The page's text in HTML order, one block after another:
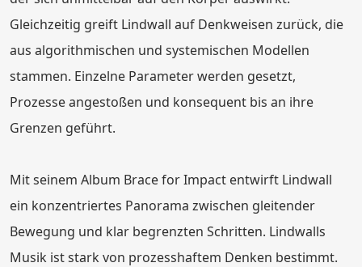
Gleichzeitig greift Lindwall auf Denkweisen zurück, die
aus algorithmischen und systemischen Modellen
stammen. Einzelne Parameter werden gesetzt,
Prozesse angestoßen und konsequent bis an ihre
Grenzen geführt.
Mit seinem Album Brace for Impact entwirft Lindwall
ein konzentriertes Panorama zwischen gleitender
Bewegung und klar begrenzten Schritten. Lindwalls
Musik ist stark von prozesshaftem Denken bestimmt.